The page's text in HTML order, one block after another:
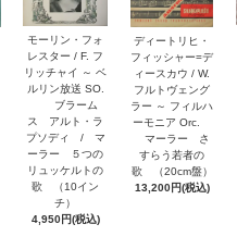
モーリン・フォ
レスター / F. フ
リッチャイ ～ ベ
ルリン放送 SO.
ブラーム
ス アルト・ラ
プソディ / マ
ーラー ５つの
リュッケルトの
歌 （10イン
チ）
4,950円(税込)
ディートリヒ・
フィッシャー=デ
ィースカウ / W.
フルトヴェング
ラー ～ フィルハ
ーモニア Orc.
マーラー さ
すらう若者の
歌 （20cm盤）
13,200円(税込)